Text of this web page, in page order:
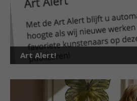
Art Alert!